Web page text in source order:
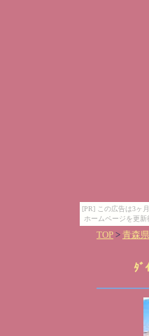
[PR] この広告は3ヶ
ホームページを更
TOP > 青森県
ﾀﾞ